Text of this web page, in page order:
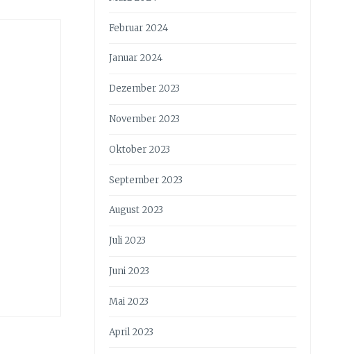
Februar 2024
Januar 2024
Dezember 2023
November 2023
Oktober 2023
September 2023
August 2023
Juli 2023
Juni 2023
Mai 2023
April 2023